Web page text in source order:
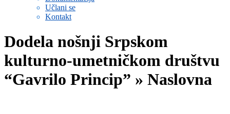
Učlani se
Kontakt
Dodela nošnji Srpskom
kulturno-umetničkom društvu
“Gavrilo Princip” » Naslovna